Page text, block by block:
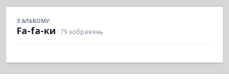
З АЛЬБОМУ:
Fa-fa-ки · 79 зображень